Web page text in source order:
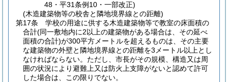
48・平31条例10・一部改正)
(木造建築物等の校舎と隣地境界線との距離)
第17条
学校の用途に供する木造建築物等で教室の床面積の
合計(同一敷地内に2以上の建築物がある場合は、その延べ
面積の合計)が300平方メートルを超えるものは、その主要
な建築物の外壁と隣地境界線との距離を3メートル以上とし
なければならない。 ただし、市長がその規模、構造又は周
囲の状況により避難上又は防火上支障がないと認めて許可
した場合は、この限りでない。